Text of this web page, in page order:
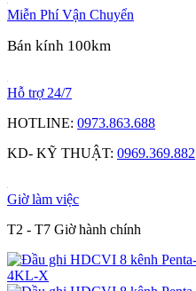
Miễn Phí Vận Chuyển
Bán kính 100km
Hỗ trợ 24/7
HOTLINE: 0973.863.688
KD- KỸ THUẬT: 0969.369.882
Giờ làm việc
T2 - T7 Giờ hành chính